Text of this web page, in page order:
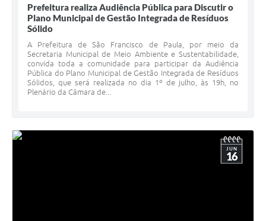
Prefeitura realiza Audiência Pública para Discutir o
Plano Municipal de Gestão Integrada de Resíduos
Sólido
A Prefeitura de São Francisco de Paula, por meio da
Secretaria Municipal de Meio Ambiente e Sustentabilidade,
convida toda a comunidade para participar da Audiência
Pública do Plano Municipal de Gestão Integrada de Resíduos
Sólidos, que será realizada no dia 1º de julho, às 19h, no
Plenário da Câmara de...
JUN
16